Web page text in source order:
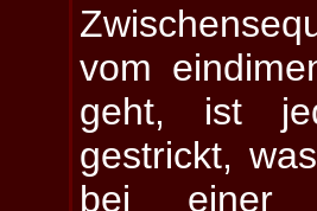
vom
geht, ist
gestrickt,
bei einer